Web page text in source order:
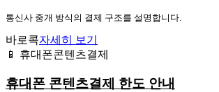
통신사 중개 방식의 결제 구조를 설명합니다.
바로콕자세히 보기
📱 휴대폰콘텐츠결제
휴대폰 콘텐츠결제 한도 안내